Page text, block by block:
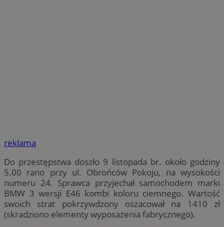
reklama
Do przestępstwa doszło 9 listopada br. około godziny
5.00 rano przy ul. Obrońców Pokoju, na wysokości
numeru 24. Sprawca przyjechał samochodem marki
BMW 3 wersji E46 kombi koloru ciemnego. Wartość
swoich strat pokrzywdzony oszacował na 1410 zł
(skradziono elementy wyposażenia fabrycznego).